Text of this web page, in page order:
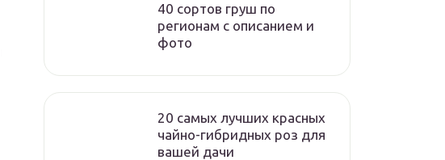
40 сортов груш по
регионам c описанием и
фото
20 самых лучших красных
чайно-гибридных роз для
вашей дачи